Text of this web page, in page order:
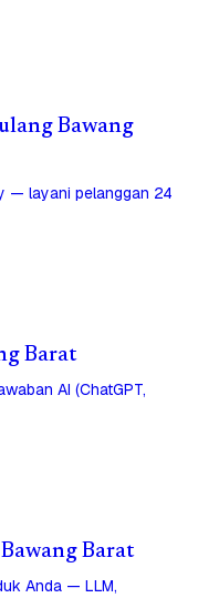
Bawang
— layani pelanggan 24
Barat
AI (ChatGPT,
Barat
Anda — LLM,